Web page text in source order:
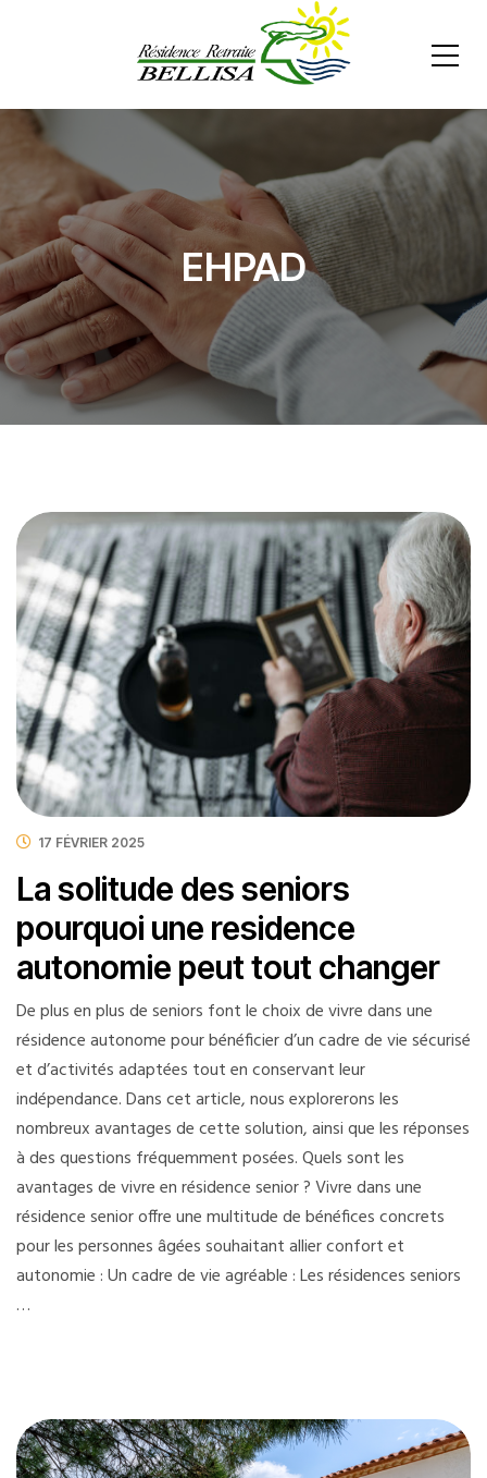
EHPAD
17 FÉVRIER 2025
La solitude des seniors
pourquoi une residence
autonomie peut tout changer
De plus en plus de seniors font le choix de vivre dans une
résidence autonome pour bénéficier d’un cadre de vie sécurisé
et d’activités adaptées tout en conservant leur
indépendance. Dans cet article, nous explorerons les
nombreux avantages de cette solution, ainsi que les réponses
à des questions fréquemment posées. Quels sont les
avantages de vivre en résidence senior ? Vivre dans une
résidence senior offre une multitude de bénéfices concrets
pour les personnes âgées souhaitant allier confort et
autonomie : Un cadre de vie agréable : Les résidences seniors
…